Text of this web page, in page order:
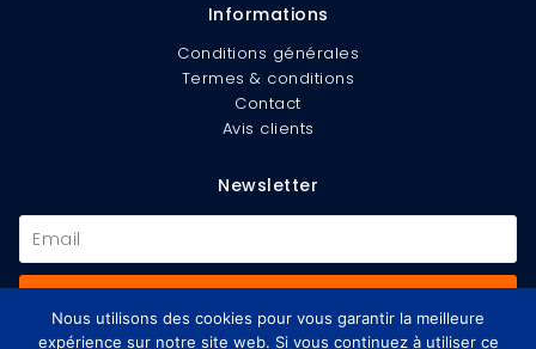
Informations
Conditions générales
Termes & conditions
Contact
Avis clients
Newsletter
Nous utilisons des cookies pour vous garantir la meilleure
expérience sur notre site web. Si vous continuez à utiliser ce